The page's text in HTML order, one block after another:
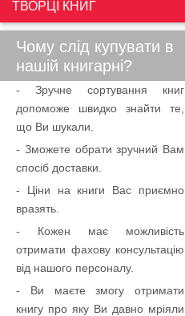
ТВОРЦІ КНИГ
Чому слід купувати в
нашій книгарні?
- Зручне сортування книг
допоможе швидко знайти те,
що Ви шукали.
- Зможете обрати зручний Вам
спосіб доставки.
- Ціни на книги Вас приємно
вразять.
- Кожен має можливість
отримати фахову консультацію
від нашого персоналу.
- Ви маєте змогу отримати
книгу про яку Ви давно мріяли